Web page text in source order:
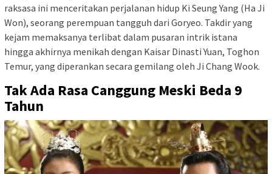
raksasa ini menceritakan perjalanan hidup Ki Seung Yang (Ha Ji
Won), seorang perempuan tangguh dari Goryeo. Takdir yang
kejam memaksanya terlibat dalam pusaran intrik istana
hingga akhirnya menikah dengan Kaisar Dinasti Yuan, Toghon
Temur, yang diperankan secara gemilang oleh Ji Chang Wook.
Tak Ada Rasa Canggung Meski Beda 9
Tahun